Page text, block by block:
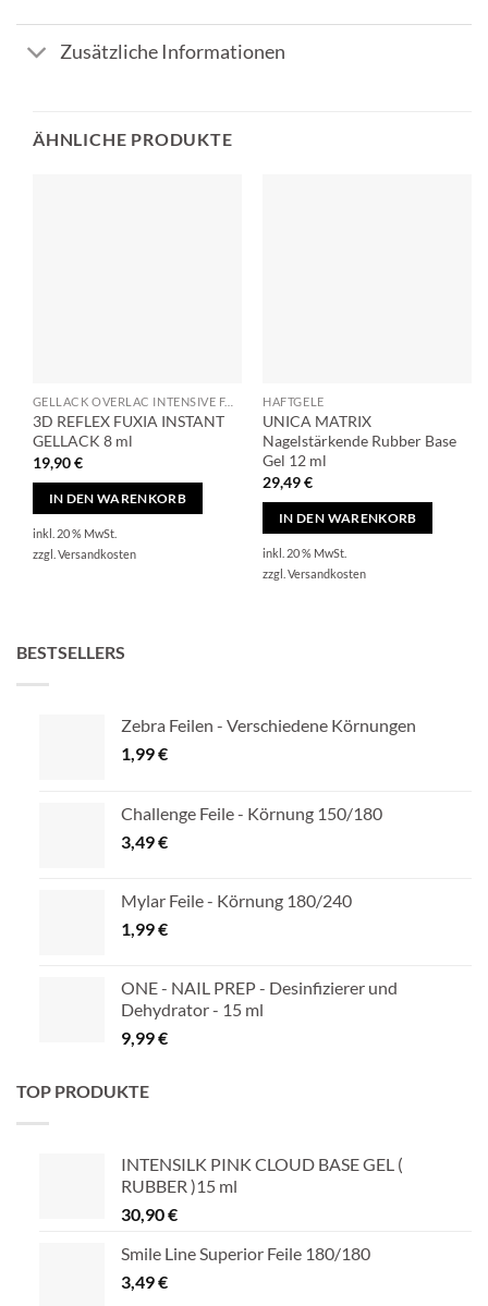
Zusätzliche Informationen
ÄHNLICHE PRODUKTE
GELLACK OVERLAC INTENSIVE FARBEN, PERFEKTE DECKKRAFT
3D REFLEX FUXIA INSTANT
GELLACK 8 ml
19,90€
IN DEN WARENKORB
inkl. 20 % MwSt.
zzgl. Versandkosten
HAFTGELE
UNICA MATRIX
Nagelstärkende Rubber Base
Gel 12 ml
29,49€
IN DEN WARENKORB
inkl. 20 % MwSt.
zzgl.Versandkosten
BESTSELLERS
Zebra Feilen - Verschiedene Körnungen
1,99€
Challenge Feile - Körnung 150/180
3,49€
Mylar Feile - Körnung 180/240
1,99€
ONE - NAIL PREP - Desinfizierer und
Dehydrator - 15 ml
9,99€
TOP PRODUKTE
INTENSILK PINK CLOUD BASE GEL (
RUBBER )15 ml
30,90€
Smile Line Superior Feile 180/180
3,49€